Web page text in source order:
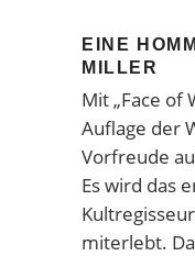
EINE
MILLER
Mit „Face of
Auflage der
Vorfreude
Es wird das
miterlebt.